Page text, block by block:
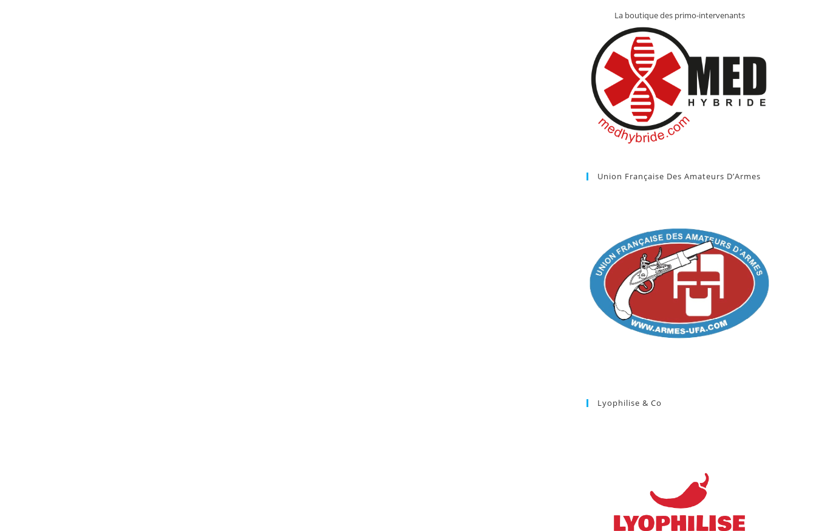
La boutique des primo-intervenants
Union Française Des Amateurs D’Armes
Lyophilise & Co